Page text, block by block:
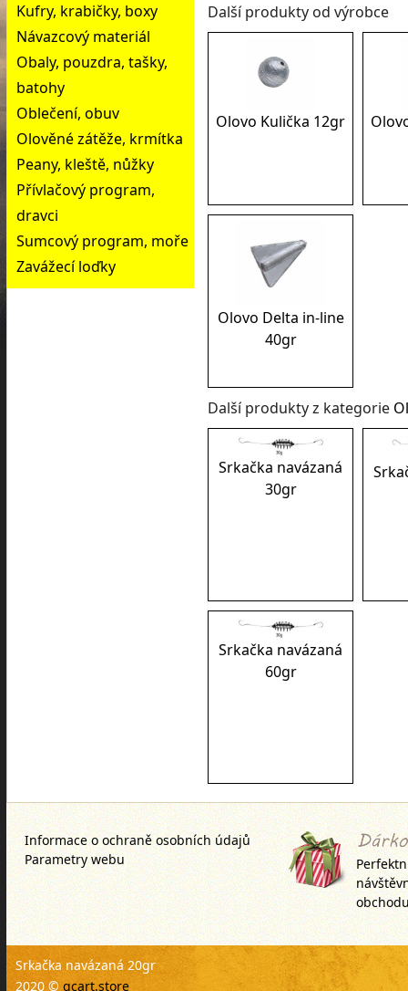
Kufry, krabičky, boxy
Návazcový materiál
Obaly, pouzdra, tašky,
batohy
Oblečení, obuv
Olověné zátěže, krmítka
Peany, kleště, nůžky
Přívlačový program,
dravci
Sumcový program, moře
Zavážecí loďky
Další produkty od výrobce
Olovo Kulička 12gr
Olovo Delta in-line
40gr
Další produkty z kategorie
Srkačka navázaná
30gr
Srkačka navázaná
60gr
Informace o ochraně osobních údajů
Parametry webu
Srkačka navázaná 20gr
2020 © qcart.store